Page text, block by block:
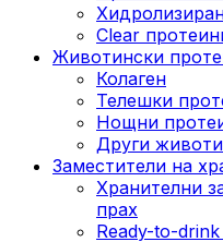
Clear
Животински
Колаген
Телешки
Нощни
Други
Заместители на
Хранителни
прах
Ready-to-